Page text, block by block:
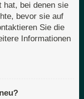
hat, bei denen sie
bevor sie auf
Sie die
Informationen